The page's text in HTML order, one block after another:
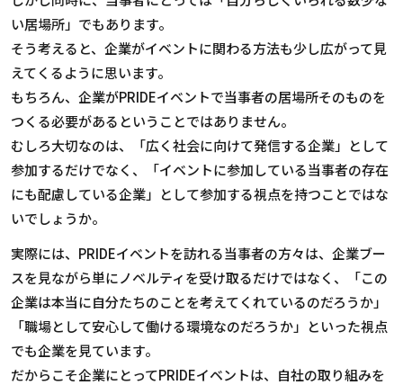
い居場所」でもあります。
そう考えると、企業がイベントに関わる方法も少し広がって見
えてくるように思います。
もちろん、企業がPRIDEイベントで当事者の居場所そのものを
つくる必要があるということではありません。
むしろ大切なのは、「広く社会に向けて発信する企業」として
参加するだけでなく、「イベントに参加している当事者の存在
にも配慮している企業」として参加する視点を持つことではな
いでしょうか。
実際には、 PRIDEイベントを訪れる当事者の方々は、企業ブー
スを見ながら単にノベルティを受け取るだけではなく、「この
企業は本当に自分たちのことを考えてくれているのだろうか」
「職場として安心して働ける環境なのだろうか」といった視点
でも企業を見ています。
だからこそ企業にとってPRIDEイベントは、自社の取り組みを